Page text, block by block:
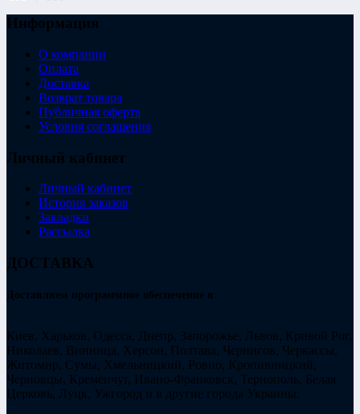
Информация
О компании
Оплата
Доставка
Возврат товара
Публичная оферта
Условия соглашения
Личный кабинет
Личный кабинет
История заказов
Закладки
Рассылка
ДОСТАВКА
Доставляем программное обеспечение в
Киев, Харьков, Одесса, Днепр, Запорожье, Львов, Кривой Рог,
Николаев, Винница, Херсон, Полтава, Чернигов, Черкассы,
Житомир, Сумы, Хмельницкий, Ровно, Кропивницкий,
Черновцы, Кременчуг, Ивано-Франковск, Тернополь, Белая
Церковь, Луцк, Ужгород и в другие города Украины.